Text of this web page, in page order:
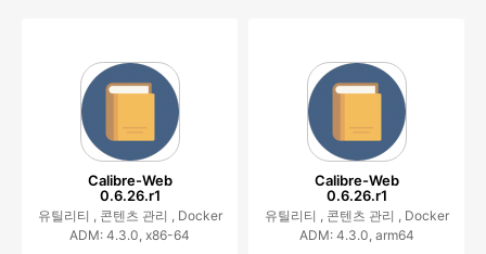
Calibre-Web
0.6.26.r1
유틸리티 , 콘텐츠 관리 , Docker
ADM: 4.3.0, x86-64
Calibre-Web
0.6.26.r1
유틸리티 , 콘텐츠 관리 , Docker
ADM: 4.3.0, arm64